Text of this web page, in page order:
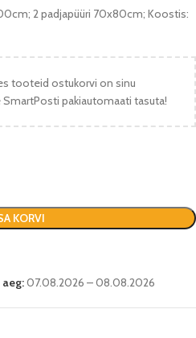
2 padjapüüri 70x80cm; Koostis:
tooteid ostukorvi on sinu
pakiautomaati tasuta!
KORVI
07.08.2026 – 08.08.2026